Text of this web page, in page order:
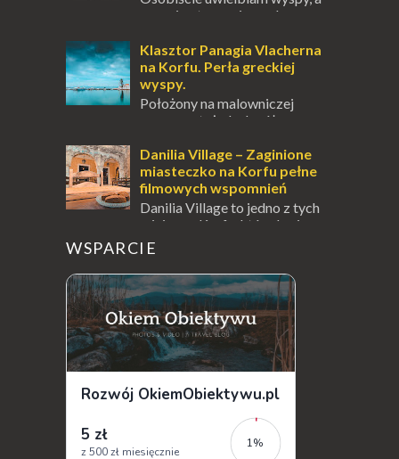
uczucie otoczenia wodą
pośrodku Bałtyku? To zawsze brzmi jak
doskonał...
Klasztor Panagia Vlacherna
na Korfu. Perła greckiej
wyspy.
Położony na malowniczej
wysepce, tuż obok półwyspu
jest jednym z najbardziej rozpoznawalnych
symbo...
Danilia Village – Zaginione
miasteczko na Korfu pełne
filmowych wspomnień
Danilia Village to jedno z tych
miejsc na Korfu, które kryje w
sobie wiele tajemnic i historii, a przy tym
jest doskonale znane miłośnikom f...
WSPARCIE